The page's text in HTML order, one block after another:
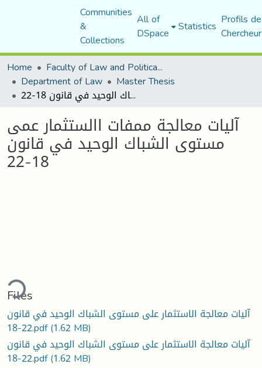
Communities
&
Collections
All of
DSpace Statistics Profils
Home
Faculty of Law and Political Science
Department of Law Master Thesis
آليات معالجة ممفات االستثمار عمى مستوى الشباك الوحيد في قانون 18-22
آليات معالجة ممفات االستثمار عمى
مستوى الشباك الوحيد في قانون
18-22
Files
آليات معالجة الاستثمار على مستوى الشباك الوحيد في قانون
22-18.pdf(1.62 MB)
آليات معالجة الاستثمار على مستوى الشباك الوحيد في قانون
22-18.pdf(1.62 MB)